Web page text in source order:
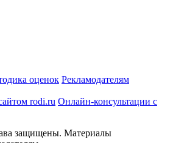
оценок Рекламодателям
rodi.ru Онлайн-консультации с
защищены. Материалы